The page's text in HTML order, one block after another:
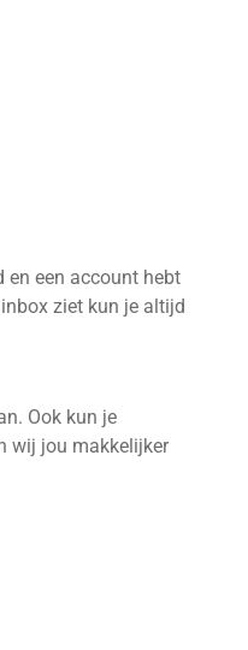
en een account hebt
ziet kun je altijd
Ook kun je
wij jou makkelijker